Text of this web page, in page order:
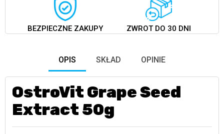
BEZPIECZNE ZAKUPY ZWROT DO 30 DNI
OPIS SKŁAD OPINIE
OstroVit Grape Seed
Extract 50g